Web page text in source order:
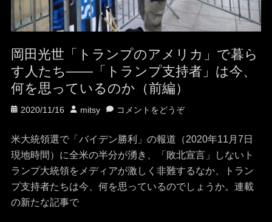
岡田光世「トランプのアメリカ」で暮ら
す人たち——「トランプ支持者」は今、
何を思っているのか（前編）
投
日
2020/11/16
投
者
mitsy コメントをどうぞ
米大統領選で「バイデン勝利」の報道（2020年11月7日
現地時間）に全米の半分が湧き、「敗北宣言」しないト
ランプ大統領をメディアが激しく非難するなか、トラン
プ支持者たちは今、何を思っているのでしょうか。連載
の新たな記事で